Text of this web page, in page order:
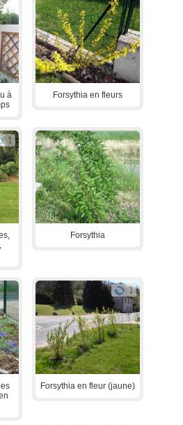
à
Forsythia en fleurs
1
Forsythia
1
Forsythia en fleur (jaune)